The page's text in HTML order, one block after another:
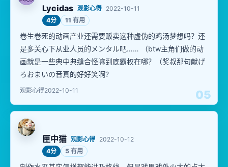
05
Lycidas 观影心得 2022-10-11
4分
11 有用
卷生卷死的动画产业还需要贩卖这种虚伪的鸡汤梦想吗？还
是多关心下从业人员的メンタル吧…… （btw主角们做的动
画就是一些典中典缝合怪嘛到底霸权在哪？（奖叔那句献げ
ろおまいの音真的好好笑啊?
观影心得2022-10-11
匣中猫 观影心得 2022-10-12
4分
5 有用